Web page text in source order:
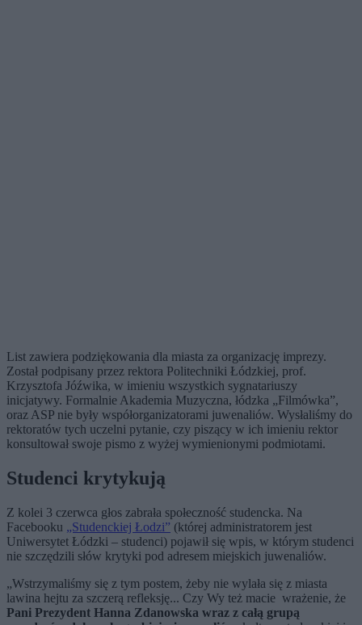
List zawiera podziękowania dla miasta za organizację imprezy.
Został podpisany przez rektora Politechniki Łódzkiej, prof.
Krzysztofa Jóźwika, w imieniu wszystkich sygnatariuszy
inicjatywy. Formalnie Akademia Muzyczna, łódzka „Filmówka”,
oraz ASP nie były współorganizatorami juwenaliów. Wysłaliśmy do
rektoratów tych uczelni pytanie, czy piszący w ich imieniu rektor
konsultował swoje pismo z wyżej wymienionymi podmiotami.
Studenci krytykują
Z kolei 3 czerwca głos zabrała społeczność studencka. Na
Facebooku „Studenckiej Łodzi” (której administratorem jest
Uniwersytet Łódzki – studenci) pojawił się wpis, w którym studenci
nie szczędzili słów krytyki pod adresem miejskich juwenaliów.
„Wstrzymaliśmy się z tym postem, żeby nie wylała się z miasta
lawina hejtu za szczerą refleksję... Czy Wy też macie wrażenie, że
Pani Prezydent Hanna Zdanowska wraz z całą grupą